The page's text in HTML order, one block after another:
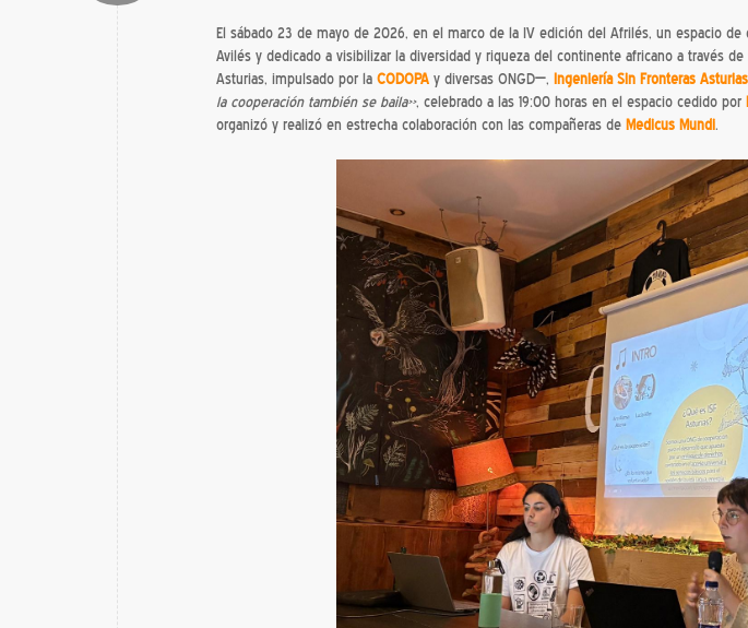
El sábado 23 de mayo de 2026, en el marco de la IV edición del Afrilés, un espacio de
Avilés y dedicado a visibilizar la diversidad y riqueza del continente africano a través
Asturias, impulsado por la CODOPA y diversas ONGD—, Ingeniería Sin Fronteras Asturias
la cooperación también se baila», celebrado a las 19:00 horas en el espacio cedido por
organizó y realizó en estrecha colaboración con las compañeras de Medicus Mundi.